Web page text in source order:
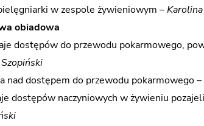
w zespole żywieniowym –
obiadowa
dostępów do przewodu pokarmowego,
Szopiński
nad dostępem do przewodu pokarmowego –
dostępów naczyniowych w żywieniu